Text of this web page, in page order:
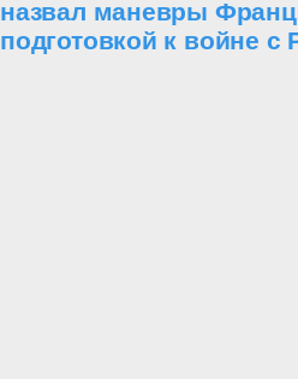
назвал маневры
подготовкой к войне с